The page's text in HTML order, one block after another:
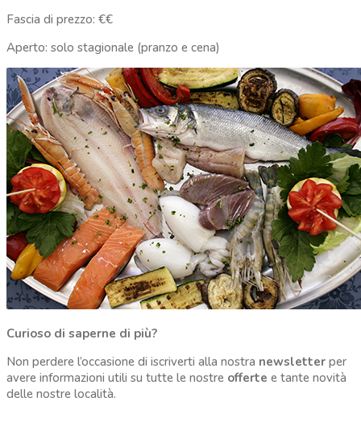
Fascia di prezzo: €€
Aperto: solo stagionale (pranzo e cena)
Curioso di saperne di più?
Non perdere l’occasione di iscriverti alla nostra newsletter per
avere informazioni utili su tutte le nostre offerte e tante novità
delle nostre località.